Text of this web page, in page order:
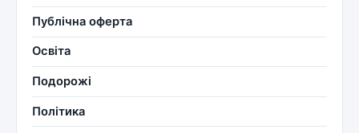
Публічна оферта
Освіта
Подорожі
Політика